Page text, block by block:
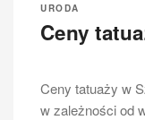
URODA
Ceny
Ceny tatuaży w
w zależności od